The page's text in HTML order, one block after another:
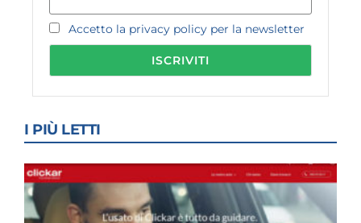
Accetto la privacy policy per la newsletter
I PIÙ LETTI